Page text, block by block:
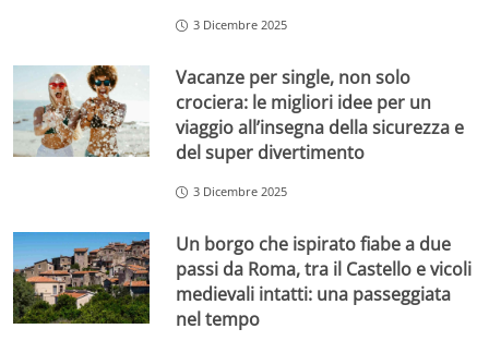
3 Dicembre 2025
Vacanze per single, non solo
crociera: le migliori idee per un
viaggio all’insegna della sicurezza e
del super divertimento
3 Dicembre 2025
Un borgo che ispirato fiabe a due
passi da Roma, tra il Castello e vicoli
medievali intatti: una passeggiata
nel tempo